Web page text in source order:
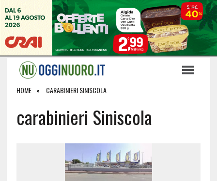
HOME CARABINIERI SINISCOLA
carabinieri Siniscola